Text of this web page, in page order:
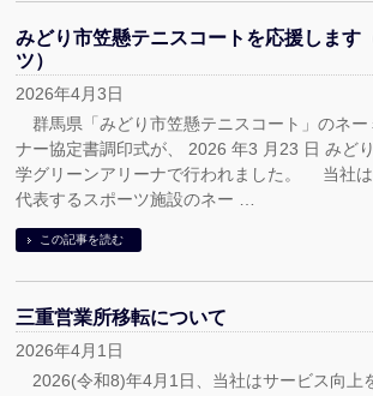
みどり市笠懸テニスコートを応援します
ツ）
2026年4月3日
群馬県「みどり市笠懸テニスコート」のネー
ナー協定書調印式が、 2026 年3 月23 日 みど
学グリーンアリーナで行われました。 当社
代表するスポーツ施設のネー …
この記事を読む
三重営業所移転について
2026年4月1日
2026(令和8)年4月1日、当社はサービス向上